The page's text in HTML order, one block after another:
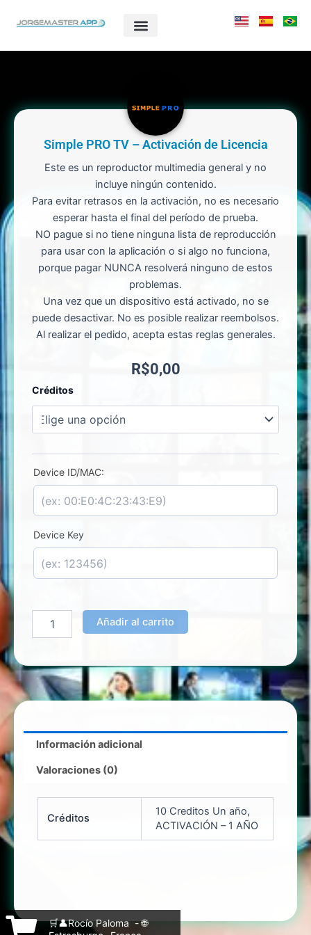
Simple PRO TV – Activación de Licencia
Este es un reproductor multimedia general y no
incluye ningún contenido.
Para evitar retrasos en la activación, no es necesario
esperar hasta el final del período de prueba.
NO pague si no tiene ninguna lista de reproducción
para usar con la aplicación o si algo no funciona,
porque pagar NUNCA resolverá ninguno de estos
problemas.
Una vez que un dispositivo está activado, no se
puede desactivar. No es posible realizar reembolsos.
Al realizar el pedido, acepta estas reglas generales.
R$0,00
Créditos
Device ID/MAC:
Device Key
Simple
TV
de
Licencia
cantidad
Añadir al carrito
Información adicional
Valoraciones (0)
Créditos
10 Creditos Un año,
ACTIVACIÓN – 1 AÑO
🛒👤Rocío Paloma - 🌐